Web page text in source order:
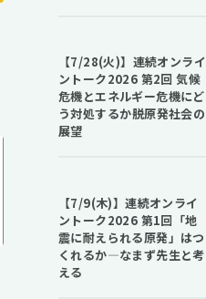
【7/28(火)】連続オンライ
ントーク2026 第2回 気候
危機とエネルギー危機にど
う対処するか――脱原発社会の
展望
【7/9(木)】連続オンライ
ントーク2026 第1回「地
震に耐えられる原発」はつ
くれるか―なまず先生と考
える